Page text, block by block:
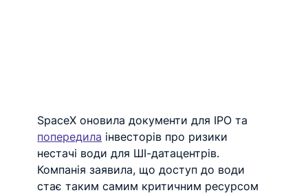
SpaceX оновила документи для IPO та
попередила інвесторів про ризики
нестачі води для ШІ-датацентрів.
Компанія заявила, що доступ до води
стає таким самим критичним ресурсом